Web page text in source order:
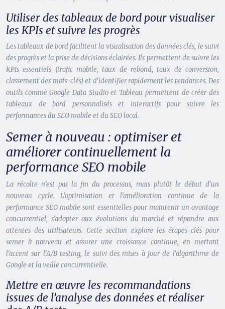
Utiliser des tableaux de bord pour visualiser
les KPIs et suivre les progrès
Les tableaux de bord facilitent la visualisation des données clés, le suivi
des progrès et la prise de décisions éclairées. Ils permettent de suivre les
KPIs essentiels (trafic mobile, taux de rebond, taux de conversion,
classement des mots-clés) et d’identifier rapidement les tendances. Des
outils comme Google Data Studio et Tableau permettent de créer des
tableaux de bord personnalisés et interactifs pour suivre les
performances du SEO mobile et du SEO local.
Semer à nouveau : optimiser et
améliorer continuellement la
performance SEO mobile
La récolte n’est pas la fin du processus, mais plutôt le début d’un
nouveau cycle. L’optimisation et l’amélioration continue de la
performance SEO mobile sont essentielles pour maintenir un avantage
concurrentiel, s’adapter aux évolutions du marché et répondre aux
attentes des utilisateurs. Cette section explore les étapes clés pour
semer à nouveau et assurer une croissance continue, en mettant
l’accent sur l’A/B testing, le suivi des mises à jour de l’algorithme de
Google et la veille concurrentielle.
Mettre en œuvre les recommandations
issues de l’analyse des données et réaliser